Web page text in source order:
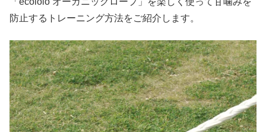
防止するトレーニング方法をご紹介します。